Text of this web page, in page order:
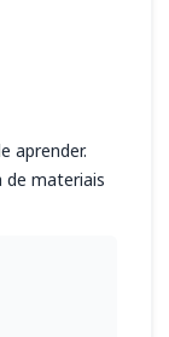
aprender.
de materiais